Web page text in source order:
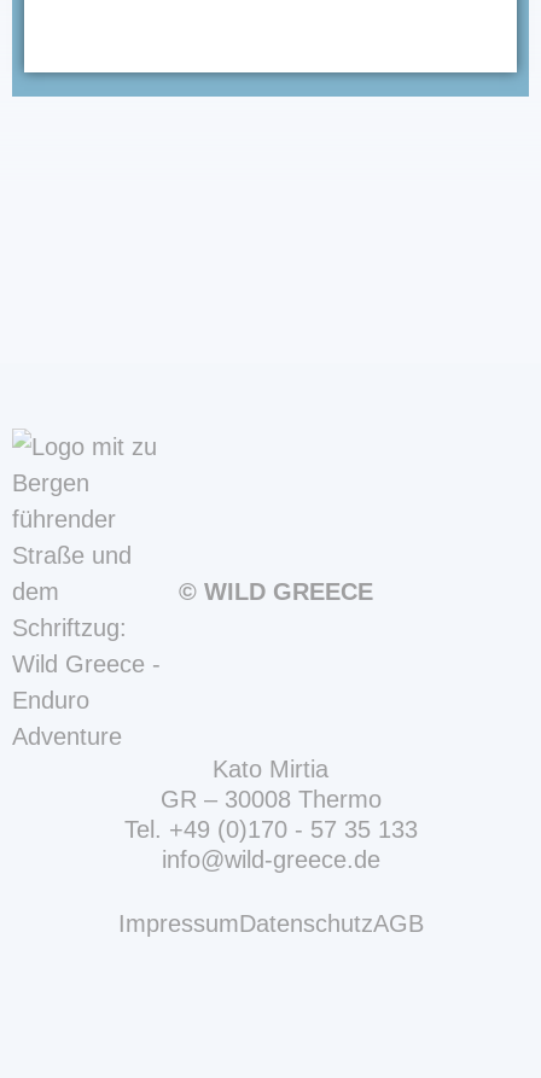
© WILD GREECE
Kato Mirtia
GR – 30008 Thermo
Tel. +49 (0)170 - 57 35 133
info@wild-greece.de
NavigationImpressumDatenschutzAGB